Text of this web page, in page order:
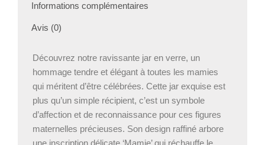
Informations complémentaires
Avis (0)
Découvrez notre ravissante jar en verre, un
hommage tendre et élégant à toutes les mamies
qui méritent d’être célébrées. Cette jar exquise est
plus qu’un simple récipient, c’est un symbole
d’affection et de reconnaissance pour ces figures
maternelles précieuses. Son design raffiné arbore
une inscription délicate ‘Mamie’ qui réchauffe le